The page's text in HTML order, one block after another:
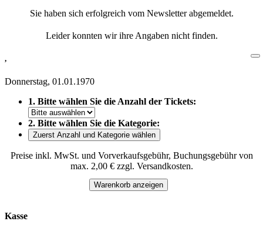
Sie haben sich erfolgreich vom Newsletter abgemeldet.
Leider konnten wir ihre Angaben nicht finden.
,
Donnerstag, 01.01.1970
1. Bitte wählen Sie die Anzahl der Tickets:
2. Bitte wählen Sie die Kategorie:
Zuerst Anzahl und Kategorie wählen
Preise inkl. MwSt. und Vorverkaufsgebühr, Buchungsgebühr von
max. 2,00 € zzgl. Versandkosten.
Warenkorb anzeigen
Kasse